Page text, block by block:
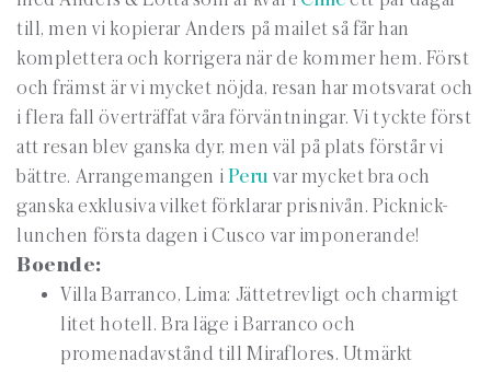
till, men vi kopierar Anders på mailet så får han
komplettera och korrigera när de kommer hem. Först
och främst är vi mycket nöjda, resan har motsvarat och
i flera fall överträffat våra förväntningar. Vi tyckte först
att resan blev ganska dyr, men väl på plats förstår vi
bättre. Arrangemangen i Peru var mycket bra och
ganska exklusiva vilket förklarar prisnivån. Picknick-
lunchen första dagen i Cusco var imponerande!
Boende:
Villa Barranco, Lima: Jättetrevligt och charmigt
litet hotell. Bra läge i Barranco och
promenadavstånd till Miraflores. Utmärkt